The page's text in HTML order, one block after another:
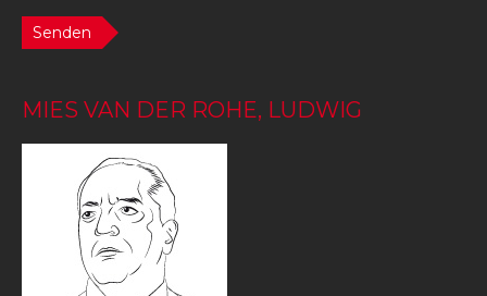
Senden
MIES VAN DER ROHE, LUDWIG